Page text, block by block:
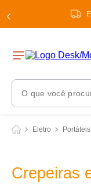
O que você
Eletro Portáteis
Crepeiras
Termos Mais
2 º